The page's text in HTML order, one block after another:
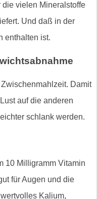
die vielen Mineralstoffe
Und daß in der
enthalten ist.
Damit
auf die anderen
schlank werden.
10 Milligramm Vitamin
für Augen und die
Kalium,